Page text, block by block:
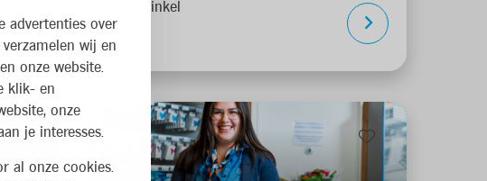
advertenties over
wij en
onze website.
klik- en
onze
je interesses.
al onze cookies.
Winkel